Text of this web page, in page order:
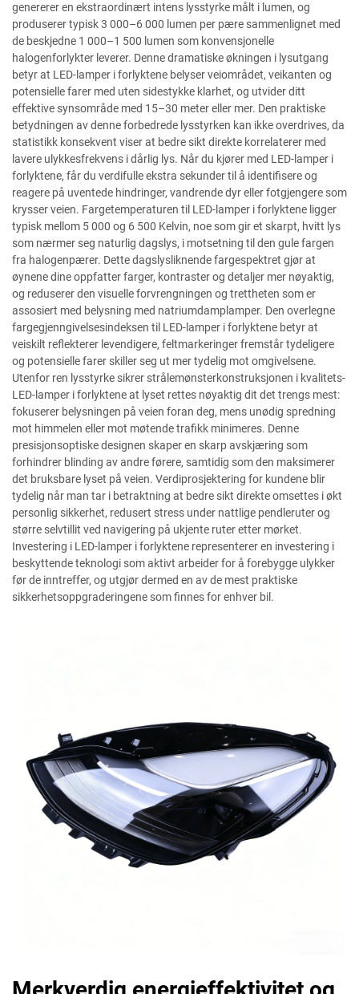
genererer en ekstraordinært intens lysstyrke målt i lumen, og
produserer typisk 3 000–6 000 lumen per pære sammenlignet med
de beskjedne 1 000–1 500 lumen som konvensjonelle
halogenforlykter leverer. Denne dramatiske økningen i lysutgang
betyr at LED-lamper i forlyktene belyser veiområdet, veikanten og
potensielle farer med uten sidestykke klarhet, og utvider ditt
effektive synsområde med 15–30 meter eller mer. Den praktiske
betydningen av denne forbedrede lysstyrken kan ikke overdrives, da
statistikk konsekvent viser at bedre sikt direkte korrelaterer med
lavere ulykkesfrekvens i dårlig lys. Når du kjører med LED-lamper i
forlyktene, får du verdifulle ekstra sekunder til å identifisere og
reagere på uventede hindringer, vandrende dyr eller fotgjengere som
krysser veien. Fargetemperaturen til LED-lamper i forlyktene ligger
typisk mellom 5 000 og 6 500 Kelvin, noe som gir et skarpt, hvitt lys
som nærmer seg naturlig dagslys, i motsetning til den gule fargen
fra halogenpærer. Dette dagslysliknende fargespektret gjør at
øynene dine oppfatter farger, kontraster og detaljer mer nøyaktig,
og reduserer den visuelle forvrengningen og trettheten som er
assosiert med belysning med natriumdamplamper. Den overlegne
fargegjenngivelsesindeksen til LED-lamper i forlyktene betyr at
veiskilt reflekterer levendigere, feltmarkeringer fremstår tydeligere
og potensielle farer skiller seg ut mer tydelig mot omgivelsene.
Utenfor ren lysstyrke sikrer strålemønsterkonstruksjonen i kvalitets-
LED-lamper i forlyktene at lyset rettes nøyaktig dit det trengs mest:
fokuserer belysningen på veien foran deg, mens unødig spredning
mot himmelen eller mot møtende trafikk minimeres. Denne
presisjonsoptiske designen skaper en skarp avskjæring som
forhindrer blinding av andre førere, samtidig som den maksimerer
det bruksbare lyset på veien. Verdiprosjektering for kundene blir
tydelig når man tar i betraktning at bedre sikt direkte omsettes i økt
personlig sikkerhet, redusert stress under nattlige pendleruter og
større selvtillit ved navigering på ukjente ruter etter mørket.
Investering i LED-lamper i forlyktene representerer en investering i
beskyttende teknologi som aktivt arbeider for å forebygge ulykker
før de inntreffer, og utgjør dermed en av de mest praktiske
sikkerhetsoppgraderingene som finnes for enhver bil.